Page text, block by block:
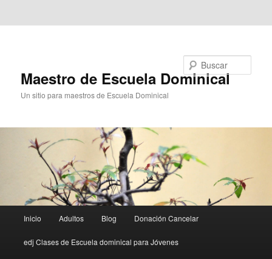
Maestro de Escuela Dominical
Un sitio para maestros de Escuela Dominical
principal
Inicio Adultos Blog Donación Cancelar
edj Clases de Escuela dominical para Jóvenes